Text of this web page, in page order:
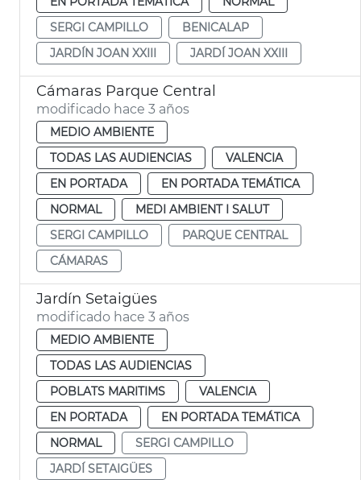
SERGI CAMPILLO
BENICALAP
JARDÍN JOAN XXIII
JARDÍ JOAN XXIII
Cámaras Parque Central
modificado hace 3 años
MEDIO AMBIENTE
TODAS LAS AUDIENCIAS
VALENCIA
EN PORTADA
EN PORTADA TEMÁTICA
NORMAL
MEDI AMBIENT I SALUT
SERGI CAMPILLO
PARQUE CENTRAL
CÁMARAS
Jardín Setaigües
modificado hace 3 años
MEDIO AMBIENTE
TODAS LAS AUDIENCIAS
POBLATS MARITIMS
VALENCIA
EN PORTADA
EN PORTADA TEMÁTICA
NORMAL
SERGI CAMPILLO
JARDÍ SETAIGÜES